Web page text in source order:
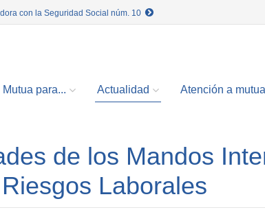
con la Seguridad Social núm. 10
Mutua para... Actualidad Atención a
de los Mandos
Laborales